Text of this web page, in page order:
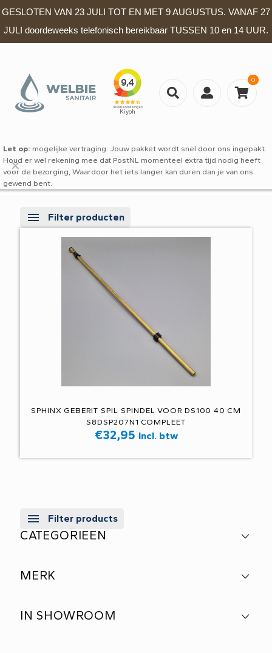
GESLOTEN VAN 23 JULI TOT EN MET 9 AUGUSTUS. VANAF 27
JULI doordeweeks telefonisch bereikbaar TUSSEN 10 en 14 UUR.
0
Let op: mogelijke vertraging: Jouw pakket wordt snel door ons ingepakt.
Houd er wel rekening mee dat PostNL momenteel extra tijd nodig heeft
voor de bezorging, Waardoor het iets langer kan duren dan je van ons
gewend bent.
✕
Filter producten
SPHINX GEBERIT SPIL SPINDEL VOOR DS100 40 CM
S8DSP207N1 COMPLEET
€32,95 Incl. btw
Filter products
CATEGORIEEN
MERK
IN SHOWROOM